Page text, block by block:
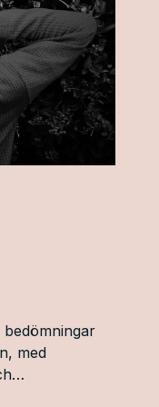
med